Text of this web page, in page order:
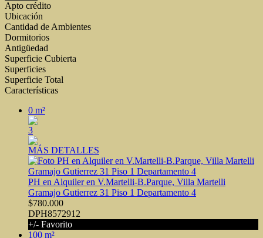
Apto crédito
Ubicación
Cantidad de Ambientes
Dormitorios
Antigüedad
Superficie Cubierta
Superficies
Superficie Total
Características
0 m²
3
MÁS DETALLES
PH en Alquiler en V.Martelli-B.Parque, Villa Martelli
Gramajo Gutierrez 31 Piso 1 Departamento 4
$780.000
DPH8572912
+/- Favorito
100 m²